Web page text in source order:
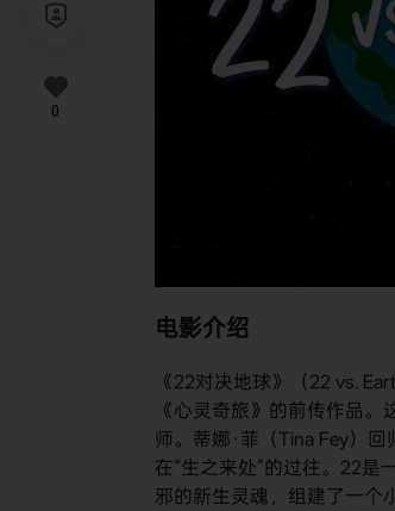
电影介绍
《22对决地球》（22 vs.
《心灵奇旅》的前传作品
师。蒂娜·菲（Tina Fey）
在“生之来处”的过往。22
邪的新生灵魂，组建了一个
0